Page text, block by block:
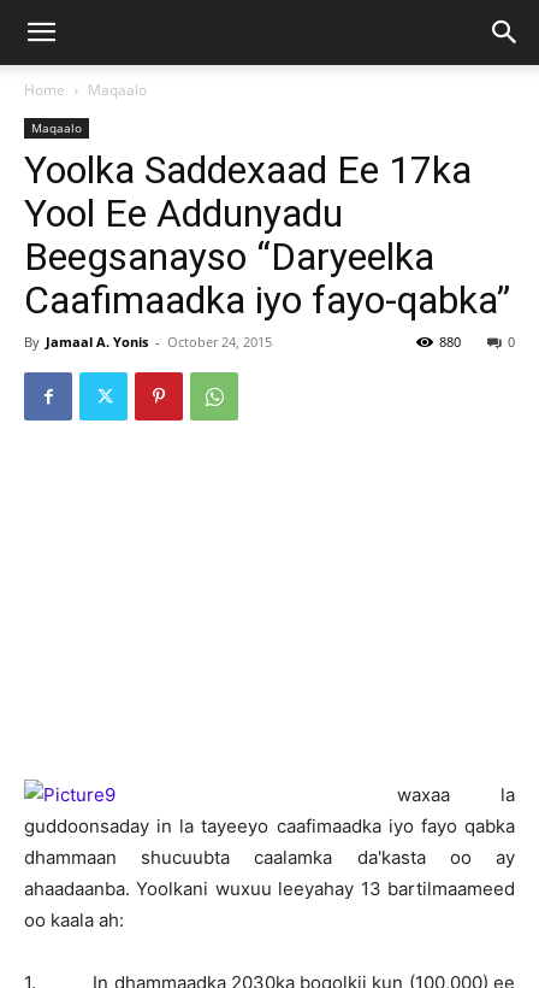
Home Maqaalo
Maqaalo
Yoolka Saddexaad Ee 17ka
Yool Ee Addunyadu
Beegsanayso “Daryeelka
Caafimaadka iyo fayo-qabka”
By Jamaal A. Yonis - October 24, 2015 0
880
waxaa la
guddoonsaday in la tayeeyo caafimaadka iyo fayo qabka
dhammaan shucuubta caalamka da'kasta oo ay
ahaadaanba. Yoolkani wuxuu leeyahay 13 bartilmaameed
oo kaala ah:
1. In dhammaadka 2030ka boqolkii kun (100,000) ee